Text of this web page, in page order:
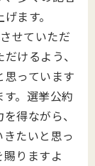
ます。
せていただ
けるよう、
思っています
。選挙公約
得ながら、
たいと思っ
りますよ